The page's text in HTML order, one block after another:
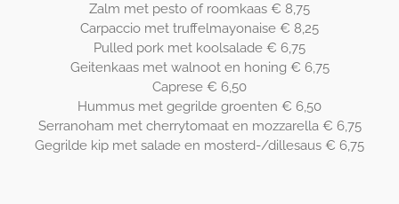
Zalm met pesto of roomkaas € 8,75
Carpaccio met truffelmayonaise € 8,25
Pulled pork met koolsalade € 6,75
Geitenkaas met walnoot en honing € 6,75
Caprese € 6,50
Hummus met gegrilde groenten € 6,50
Serranoham met cherrytomaat en mozzarella € 6,75
Gegrilde kip met salade en mosterd-/dillesaus € 6,75